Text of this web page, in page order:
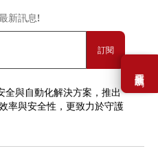
需要幫助嗎？
新訊息!
訂閱
全與自動化解決方案，推出
率與安全性，更致力於守護